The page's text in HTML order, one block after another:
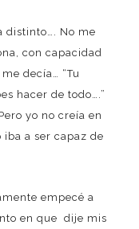
distinto…. No me
con capacidad
decía… “Tu
hacer de todo….”
yo no creía en
a ser capaz de
empecé a
en que dije mis